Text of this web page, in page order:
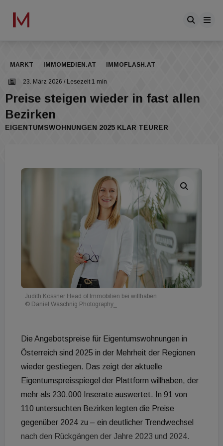
MARKT IMMOMEDIEN.AT IMMOFLASH.AT
23. März 2026 / Lesezeit 1 min
Preise steigen wieder in fast allen
Bezirken
EIGENTUMSWOHNUNGEN 2025 KLAR TEURER
Judith Kössner Head of Immobilien bei willhaben
© Daniel Waschnig Photography_
Die Angebotspreise für Eigentumswohnungen in
Österreich sind 2025 in der Mehrheit der Regionen
wieder gestiegen. Das zeigt der aktuelle
Eigentumspreisspiegel der Plattform willhaben, der
mehr als 230.000 Inserate auswertet. In 91 von
110 untersuchten Bezirken legten die Preise
gegenüber 2024 zu – ein deutlicher Trendwechsel
nach den Rückgängen der Jahre 2023 und 2024.